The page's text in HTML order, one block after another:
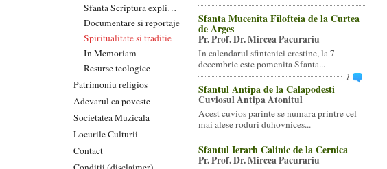
Sfanta Scriptura explicata
Documentare si reportaje
Spiritualitate si traditie
In Memoriam
Resurse teologice
Patrimoniu religios
Adevarul ca poveste
Societatea Muzicala
Locurile Culturii
Contact
Sfanta Mucenita Filofteia de la Curtea
de Arges
Pr. Prof. Dr. Mircea Pacurariu
In calendarul sfinteniei crestine, la 7
decembrie este pomenita Sfanta...
1
Sfantul Antipa de la Calapodesti
Cuviosul Antipa Atonitul
Acest cuvios parinte se numara printre cel
mai alese roduri duhovnices...
Sfantul Ierarh Calinic de la Cernica
Pr. Prof. Dr. Mircea Pacurariu